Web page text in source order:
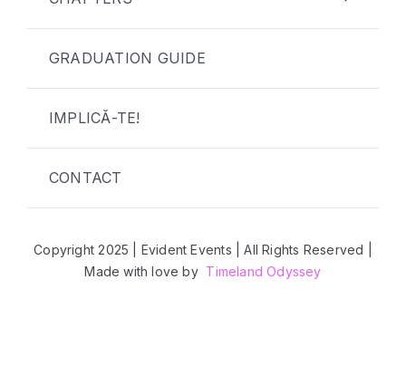
GRADUATION GUIDE
IMPLICĂ-TE!
CONTACT
Copyright 2025 | Evident Events | All Rights Reserved |
Made with love by Timeland Odyssey